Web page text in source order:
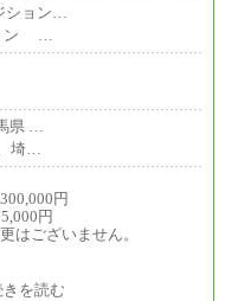
ション…
ン …
県 …
埼…
円
円
はございません。
を読む